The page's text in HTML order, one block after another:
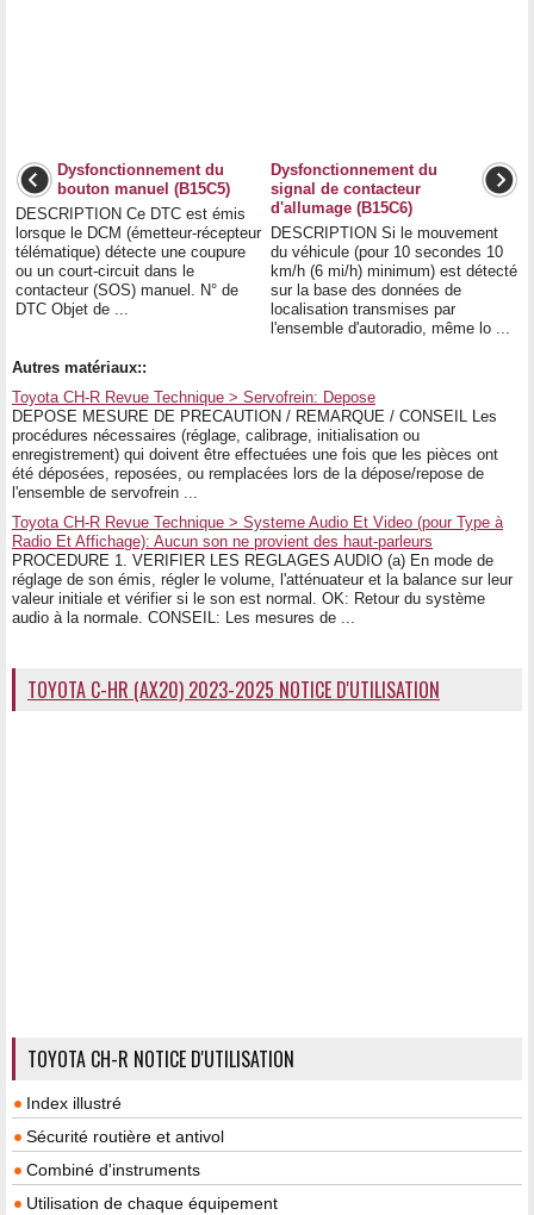
Dysfonctionnement du
bouton manuel (B15C5)
DESCRIPTION Ce DTC est émis
lorsque le DCM (émetteur-récepteur
télématique) détecte une coupure
ou un court-circuit dans le
contacteur (SOS) manuel. N° de
DTC Objet de ...
Dysfonctionnement du
signal de contacteur
d'allumage (B15C6)
DESCRIPTION Si le mouvement
du véhicule (pour 10 secondes 10
km/h (6 mi/h) minimum) est détecté
sur la base des données de
localisation transmises par
l'ensemble d'autoradio, même lo ...
Autres matériaux::
Toyota CH-R Revue Technique > Servofrein: Depose
DEPOSE MESURE DE PRECAUTION / REMARQUE / CONSEIL Les
procédures nécessaires (réglage, calibrage, initialisation ou
enregistrement) qui doivent être effectuées une fois que les pièces ont
été déposées, reposées, ou remplacées lors de la dépose/repose de
l'ensemble de servofrein ...
Toyota CH-R Revue Technique > Systeme Audio Et Video (pour Type à
Radio Et Affichage): Aucun son ne provient des haut-parleurs
PROCEDURE 1. VERIFIER LES REGLAGES AUDIO (a) En mode de
réglage de son émis, régler le volume, l'atténuateur et la balance sur leur
valeur initiale et vérifier si le son est normal. OK: Retour du système
audio à la normale. CONSEIL: Les mesures de ...
TOYOTA C-HR (AX20) 2023-2025 NOTICE D'UTILISATION
TOYOTA CH-R NOTICE D'UTILISATION
Index illustré
Sécurité routière et antivol
Combiné d'instruments
Utilisation de chaque équipement